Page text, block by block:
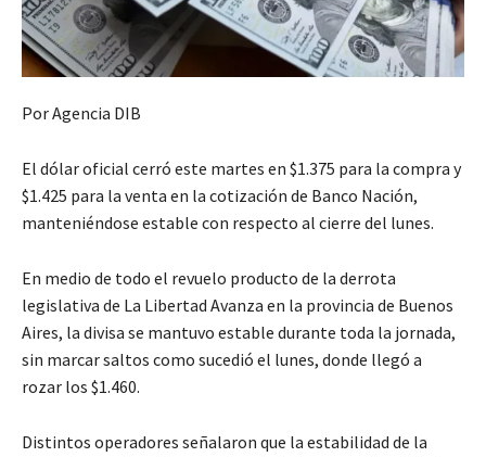
Por Agencia DIB
El dólar oficial cerró este martes en $1.375 para la compra y
$1.425 para la venta en la cotización de Banco Nación,
manteniéndose estable con respecto al cierre del lunes.
En medio de todo el revuelo producto de la derrota
legislativa de La Libertad Avanza en la provincia de Buenos
Aires, la divisa se mantuvo estable durante toda la jornada,
sin marcar saltos como sucedió el lunes, donde llegó a
rozar los $1.460.
Distintos operadores señalaron que la estabilidad de la